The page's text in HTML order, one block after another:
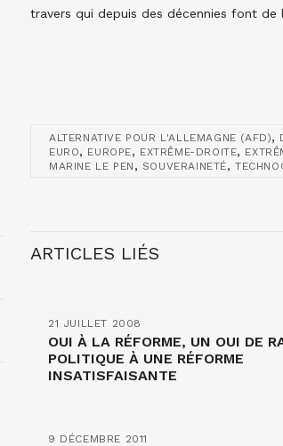
travers qui depuis des décennies font
ALTERNATIVE POUR L'ALLEMAGNE (AFD),
EURO, EUROPE, EXTRÊME-DROITE,
MARINE LE PEN , SOUVERAINETÉ,
ARTICLES LIÉS
21 JUILLET 2008
OUI À LA RÉFORME, UN OUI DE
POLITIQUE À UNE RÉFORME
INSATISFAISANTE
9 DÉCEMBRE 2011